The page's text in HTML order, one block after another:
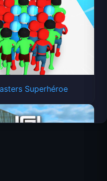
Superhéroe